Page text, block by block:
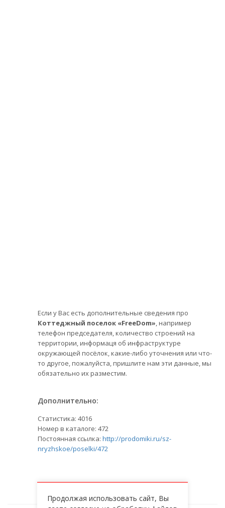
Если у Вас есть дополнительные сведения про
Коттеджный поселок «FreeDom», например
телефон председателя, количество строений на
территории, информаця об инфраструктуре
окружающей посёлок, какие-либо уточнения или что-
то другое, пожалуйста, пришлите нам эти данные, мы
обязательно их разместим.
Дополнительно:
Статистика: 4016
Номер в каталоге: 472
Постоянная ссылка: http://prodomiki.ru/sz-
nryzhskoe/poselki/472
Продолжая использовать сайт, Вы